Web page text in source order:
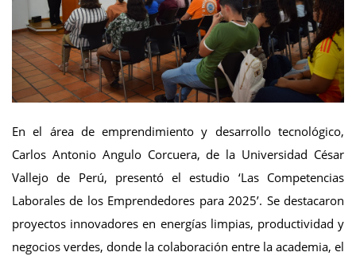
En el área de emprendimiento y desarrollo tecnológico,
Carlos Antonio Angulo Corcuera, de la Universidad César
Vallejo de Perú, presentó el estudio ‘Las Competencias
Laborales de los Emprendedores para 2025’. Se destacaron
proyectos innovadores en energías limpias, productividad y
negocios verdes, donde la colaboración entre la academia, el